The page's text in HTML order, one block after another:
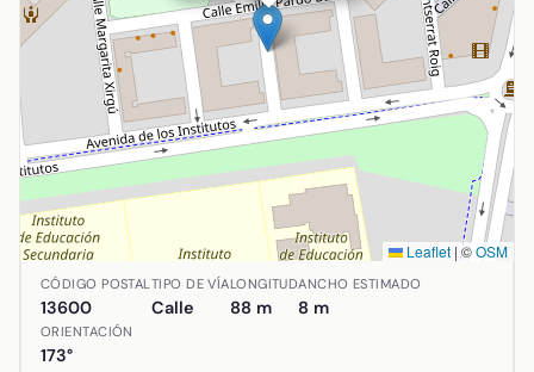
Leaflet | ©OSM
Ubicación de Calle Maruja Mallo en Alcázar de San
CÓDIGO POSTAL
13600
TIPO DE VÍA
Calle
LONGITUD
88 m
ANCHO ESTIMADO
8 m
ORIENTACIÓN
173°